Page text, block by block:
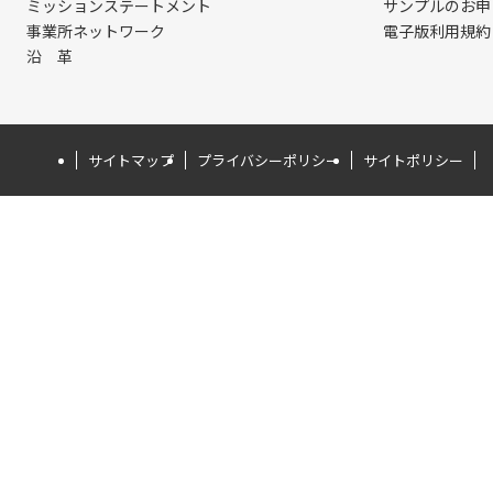
ミッションステートメント
事業所ネットワーク
沿 革
サンプルのお
電子版利用規約
サイトマップ プライバシーポリシー サイトポリシー